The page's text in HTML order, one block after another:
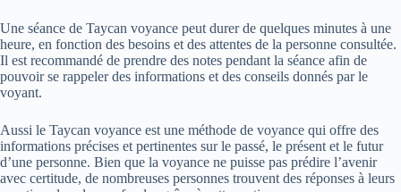
Une séance de Taycan voyance peut durer de quelques minutes à une
heure, en fonction des besoins et des attentes de la personne consultée.
Il est recommandé de prendre des notes pendant la séance afin de
pouvoir se rappeler des informations et des conseils donnés par le
voyant.
Aussi le Taycan voyance est une méthode de voyance qui offre des
informations précises et pertinentes sur le passé, le présent et le futur
d’une personne. Bien que la voyance ne puisse pas prédire l’avenir
avec certitude, de nombreuses personnes trouvent des réponses à leurs